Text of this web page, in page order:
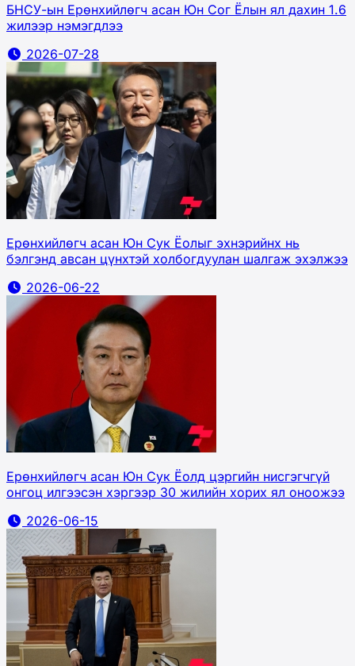
БНСУ-ын Ерөнхийлөгч асан Юн Сог Ёлын ял дахин 1.6
жилээр нэмэгдлээ
2026-07-28
Ерөнхийлөгч асан Юн Сук Ёолыг эхнэрийнх нь
бэлгэнд авсан цүнхтэй холбогдуулан шалгаж эхэлжээ
2026-06-22
Ерөнхийлөгч асан Юн Сук Ёолд цэргийн нисгэгчгүй
онгоц илгээсэн хэргээр 30 жилийн хорих ял оноожээ
2026-06-15